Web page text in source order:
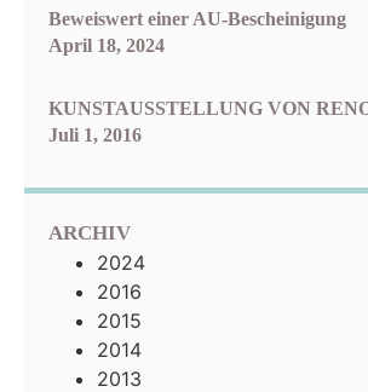
Beweiswert einer AU-Bescheinigung
April 18, 2024
KUNSTAUSSTELLUNG VON
Juli 1, 2016
ARCHIV
2024
2016
2015
2014
2013